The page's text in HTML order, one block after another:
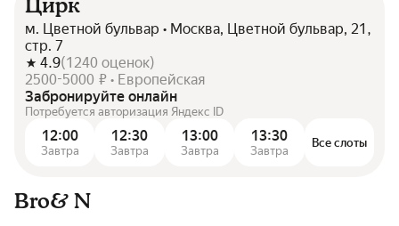
Цирк
м. Цветной бульвар • Москва, Цветной бульвар, 21,
стр. 7
4.9(1240 оценок)
2500-5000 ₽ • Европейская
Забронируйте онлайн
Потребуется авторизация Яндекс ID
12:00
Завтра
12:30
Завтра
13:00
Завтра
13:30
Завтра
Все слоты
Bro& N